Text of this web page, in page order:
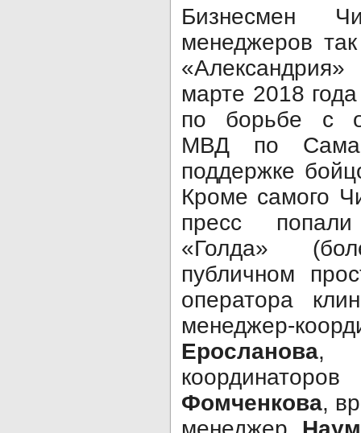
Бизнесмен
менеджеров
марте 2018
по борьбе с
МВД по
поддержке
Кроме самого
пресс
«Голда»
публичном
оператора
менеджер-
Еросланова,
Фомченкова,